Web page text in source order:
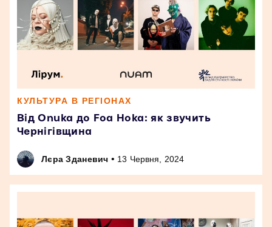
КУЛЬТУРА В РЕГІОНАХ
Від Onuka до Foa Hoka: як звучить
Чернігівщина
Лєра Зданевич • 13 Червня, 2024